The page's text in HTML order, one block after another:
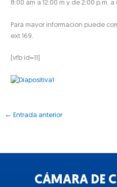
8:00 am a 12:00 m y de 2:00 p.m. a
Para mayor información puede
ext 169.
[vfb id=11]
← Entrada anterior
CÁMARA DE